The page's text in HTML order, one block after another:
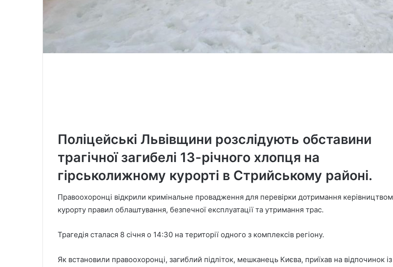
Поліцейські Львівщини розслідують обставини
трагічної загибелі 13-річного хлопця на
гірськолижному курорті в Стрийському районі.
Правоохоронці відкрили кримінальне провадження для перевірки дотримання керівництвом
курорту правил облаштування, безпечної експлуатації та утримання трас.
Трагедія сталася 8 січня о 14:30 на території одного з комплексів регіону.
Як встановили правоохоронці, загиблий підліток, мешканець Києва, приїхав на відпочинок із